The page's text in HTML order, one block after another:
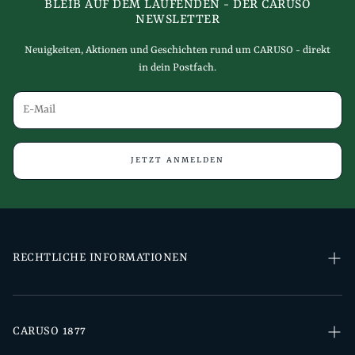
BLEIB AUF DEM LAUFENDEN - DER CARUSO
NEWSLETTER
Neuigkeiten, Aktionen und Geschichten rund um CARUSO - direkt
in dein Postfach.
JETZT ANMELDEN
RECHTLICHE INFORMATIONEN
Impressum
Datenschutz
CARUSO 1877